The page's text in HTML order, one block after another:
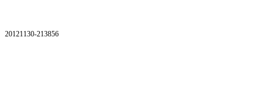
20121130-213856